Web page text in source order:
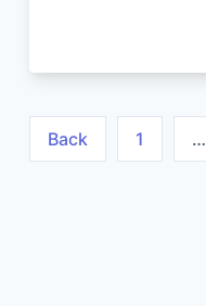
Berichten
Back 1 …